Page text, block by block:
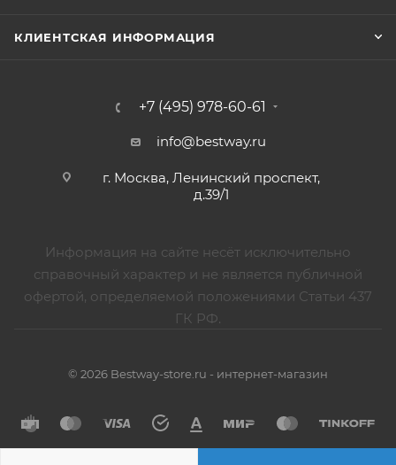
КЛИЕНТСКАЯ ИНФОРМАЦИЯ
+7 (495) 978-60-61
info@bestway.ru
г. Москва, Ленинский проспект,
д.39/1
Информация на сайте несёт исключительно
справочный характер и не является публичной
офертой, определяемой положениями Статьи 437
ГК РФ.
© 2026 Bestway-store.ru - интернет-магазин